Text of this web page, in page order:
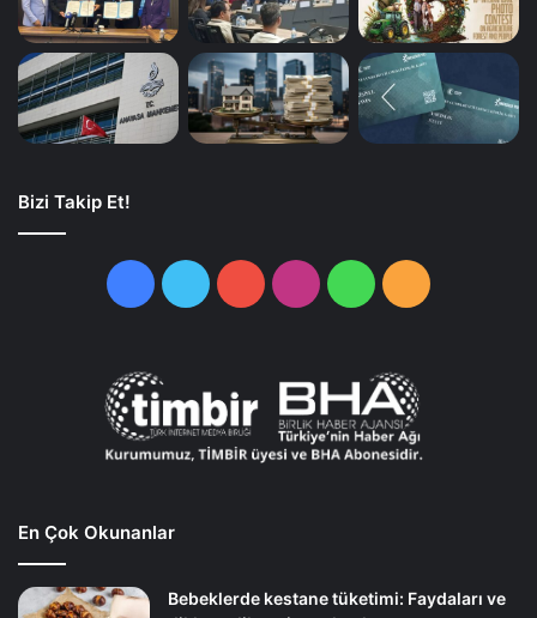
Bizi Takip Et!
FacebookTwitterYouTubeInstagramWhatsApp
RSS
En Çok Okunanlar
Bebeklerde kestane tüketimi: Faydaları ve